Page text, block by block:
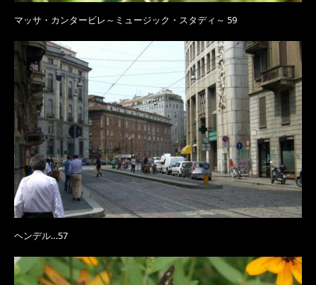
マッサ・カンタービレ～ミュージック・スタディ～ 59
ヘンデル…57